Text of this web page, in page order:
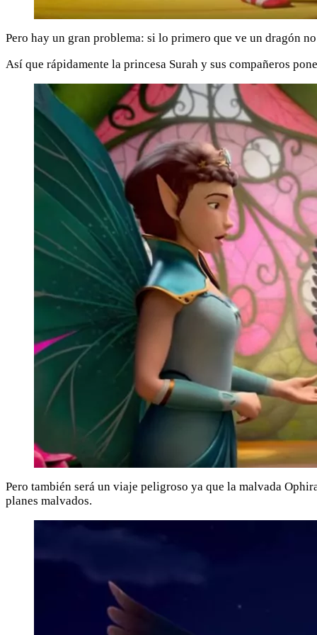
Pero hay un gran problema: si lo primero que ve un dragón
Así que rápidamente la princesa Surah y sus compañeros
Pero también será un viaje peligroso ya que la malvada
planes malvados.